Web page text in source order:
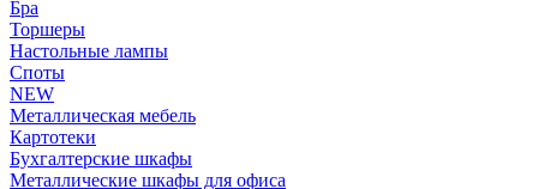
Бра
Торшеры
Настольные лампы
Споты
NEW
Металлическая мебель
Картотеки
Бухгалтерские шкафы
Металлические шкафы для офиса